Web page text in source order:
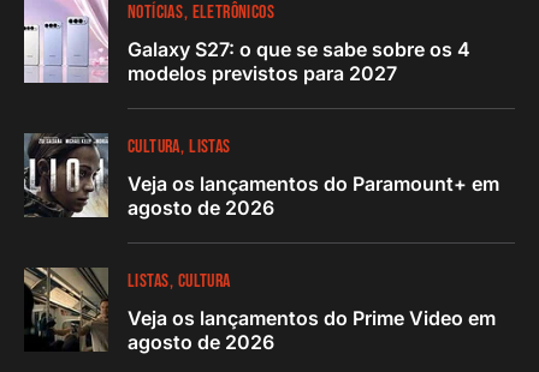
NOTÍCIAS ELETRÔNICOS
Galaxy S27: o que se sabe sobre os 4
modelos previstos para 2027
CULTURA LISTAS
Veja os lançamentos do Paramount+ em
agosto de 2026
LISTAS CULTURA
Veja os lançamentos do Prime Video em
agosto de 2026